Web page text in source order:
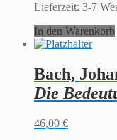
Lieferzeit: 3-7
In den Warenkorb
Bach,
Die
46,00 €